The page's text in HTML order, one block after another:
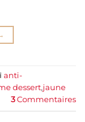
anti-
dessert,jaune
3Commentaires